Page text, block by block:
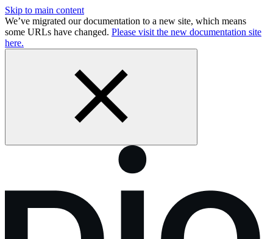
Skip to main content
We’ve migrated our documentation to a new site, which means
some URLs have changed. Please visit the new documentation site
here.